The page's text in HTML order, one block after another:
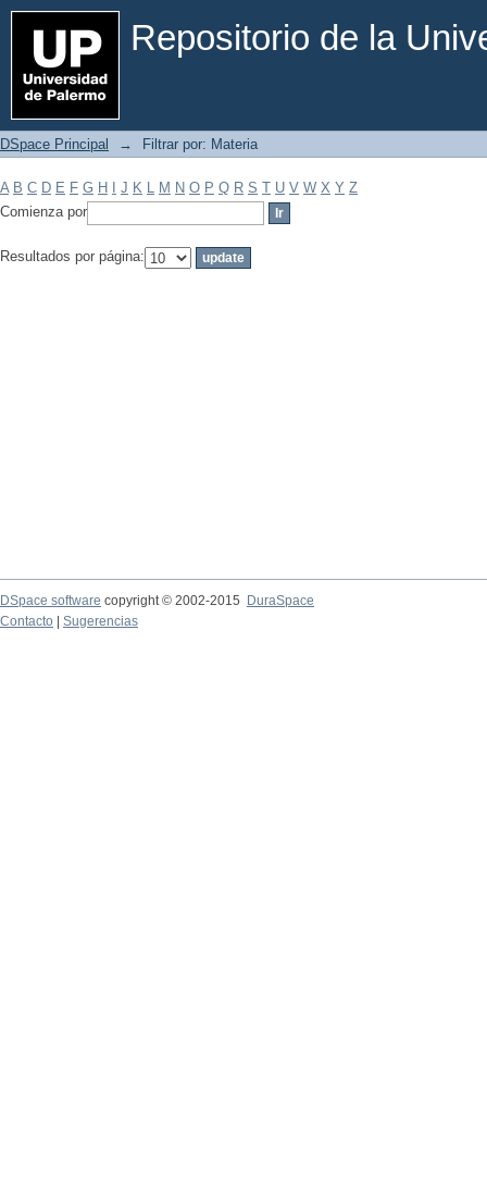
Repositorio de la
Filtrar por: Materia
DSpace Principal → Filtrar por: Materia
A B C D E F G H J K L M N O P Q R S T U V W X Y Z
Comienza por
Resultados por página:
DSpace software copyright © 2002-2015
DuraSpace
Contacto
Sugerencias